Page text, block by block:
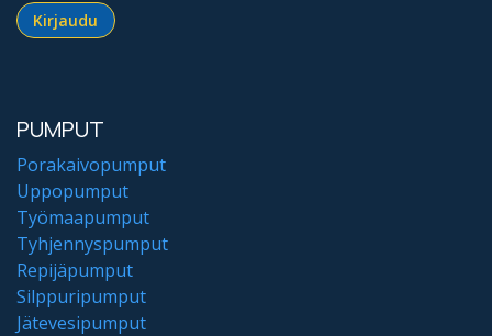
Kirjaudu​​​​​​
PUMPUT
Porakaivopumput
Uppopumput
Työmaapumput
Tyhjennyspumput
Repijäpumput
Silppuripumput
Jätevesipumput